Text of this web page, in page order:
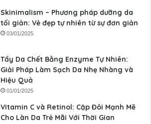
Skinimalism – Phương pháp dưỡng da
tối giản: Vẻ đẹp tự nhiên từ sự đơn giản
03/01/2025
Tẩy Da Chết Bằng Enzyme Tự Nhiên:
Giải Pháp Làm Sạch Da Nhẹ Nhàng và
Hiệu Quả
01/01/2025
Vitamin C và Retinol: Cặp Đôi Mạnh Mẽ
Cho Làn Da Trẻ Mãi Với Thời Gian